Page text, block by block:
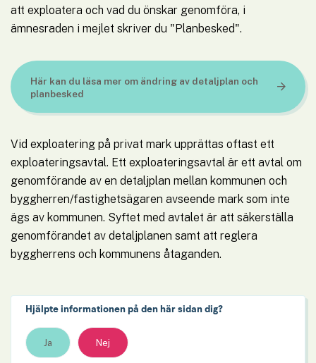
att exploatera och vad du önskar genomföra, i
ämnesraden i mejlet skriver du "Planbesked".
Här kan du läsa mer om ändring av detaljplan och
planbesked
Vid exploatering på privat mark upprättas oftast ett
exploateringsavtal. Ett exploateringsavtal är ett avtal om
genomförande av en detaljplan mellan kommunen och
byggherren/fastighetsägaren avseende mark som inte
ägs av kommunen. Syftet med avtalet är att säkerställa
genomförandet av detaljplanen samt att reglera
byggherrens och kommunens åtaganden.
Hjälpte informationen på den här sidan dig?
Ja Nej